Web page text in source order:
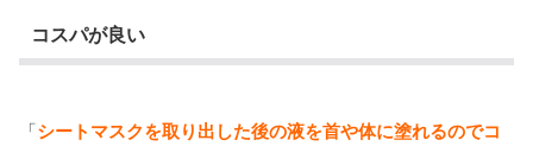
コスパが良い
「シートマスクを取り出した後の液を首や体に塗れるのでコ